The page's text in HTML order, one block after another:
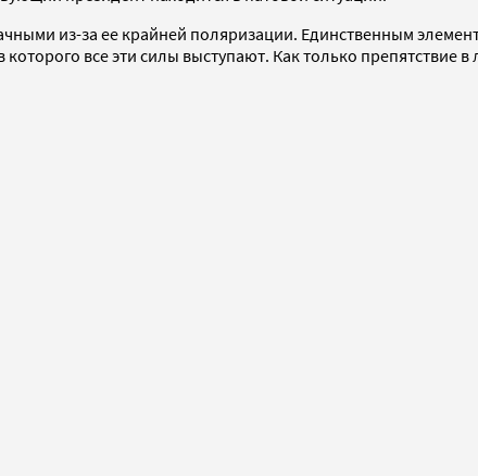
из-за ее крайней поляризации. Единственным
все эти силы выступают. Как только